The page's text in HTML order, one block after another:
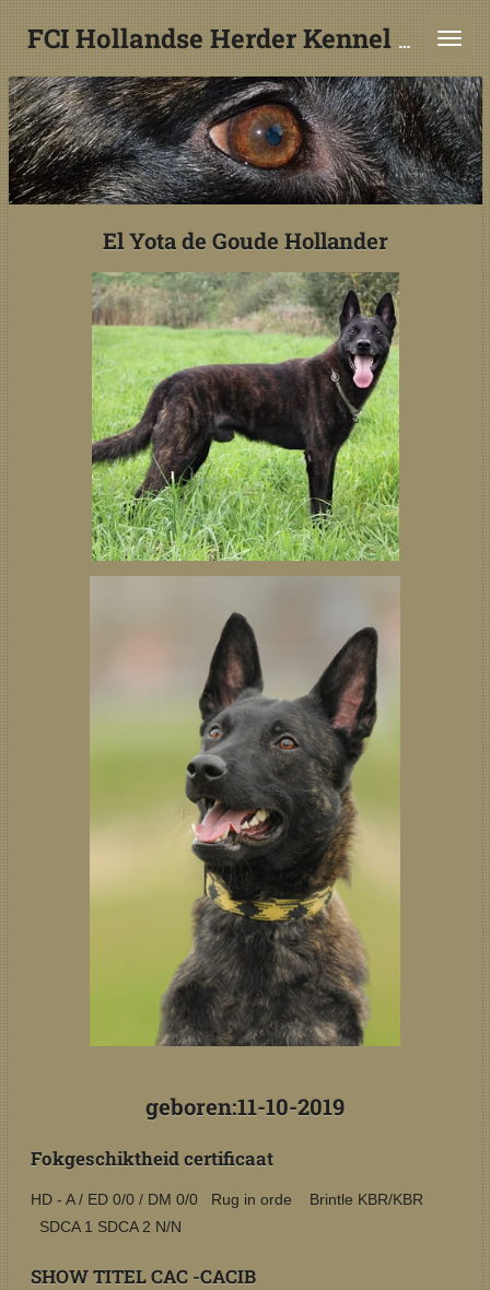
direct
naar
de
hoofdinhoud
FCI Hollandse Herder Kennel De Goude Hollander
El Yota de Goude Hollander
geboren:11-10-2019
Fokgeschiktheid certificaat
HD - A / ED 0/0 / DM 0/0 Rug in orde Brintle KBR/KBR
SDCA 1 SDCA 2 N/N
SHOW TITEL CAC -CACIB